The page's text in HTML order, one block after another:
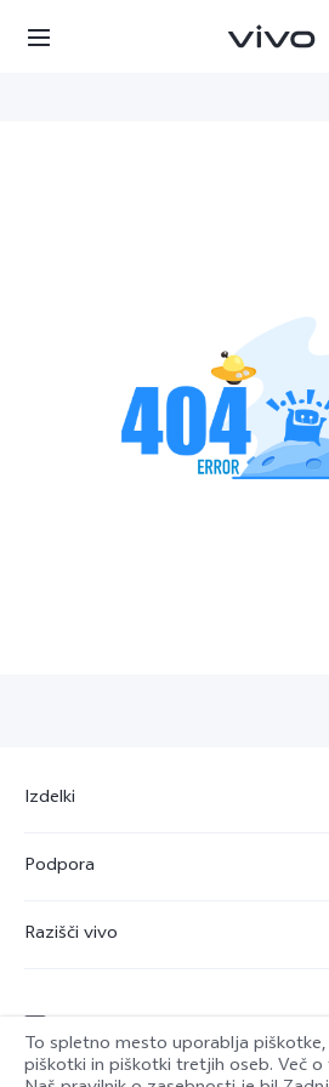
Slovenia | Izbira
Izdelki
Y36
Y35
Podpora
Posodobitev sistema
Poslati v popravilo
Razišči vivo
Pravna obvestila
Trajnost
To spletno mesto uporablja
piškotki in piškotki tretjih oseb. Več